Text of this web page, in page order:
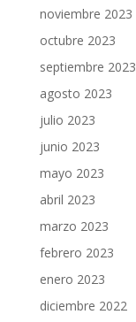
noviembre 2023
octubre 2023
septiembre 2023
agosto 2023
julio 2023
junio 2023
mayo 2023
abril 2023
marzo 2023
febrero 2023
enero 2023
diciembre 2022